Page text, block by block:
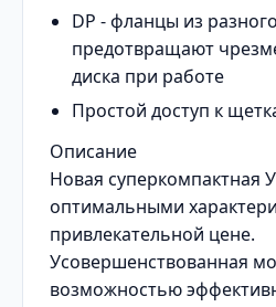
DP - фланцы из
предотвращают
диска при работе
Простой доступ к
Описание
Новая суперкомпактная
оптимальными
привлекательной цене.
Усовершенствованная
возможностью